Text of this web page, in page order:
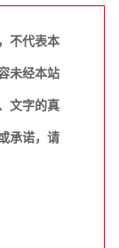
不代表本
未经本站
文字的真
承诺，请